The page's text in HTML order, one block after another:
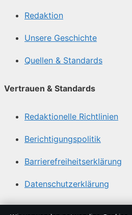
Redaktion
Unsere Geschichte
Quellen & Standards
Vertrauen & Standards
Redaktionelle Richtlinien
Berichtigungspolitik
Barrierefreiheitserklärung
Datenschutzerklärung
Über Tageslage in Kürze